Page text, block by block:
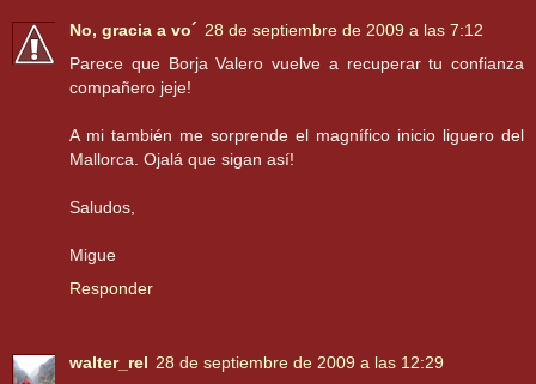
No, gracia a vo´ 28 de septiembre de 2009 a las 7:12
Parece que Borja Valero vuelve a recuperar tu confianza
compañero jeje!
A mi también me sorprende el magnífico inicio liguero del
Mallorca. Ojalá que sigan así!
Saludos,
Migue
Responder
walter_rel 28 de septiembre de 2009 a las 12:29